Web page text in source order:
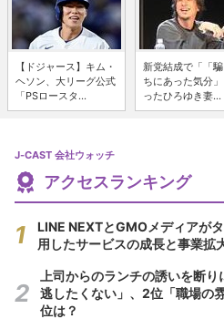
【ドジャース】キム・
ヘソン、大リーグ公式
「PSロースタ...
新党結成で「「
ちにあった気分
ったひろゆき妻...
J-CAST 会社ウォッチ
アクセスランキング
LINE NEXTとGMOメディアが
用したサービスの成長と事業拡
上司からのランチの誘いを断
逃したくない」、2位「職場の
位は？